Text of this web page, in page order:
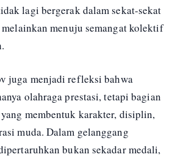
lagi bergerak dalam sekat-sekat
menuju semangat kolektif
juga menjadi refleksi bahwa
olahraga prestasi, tetapi bagian
membentuk karakter, disiplin,
muda. Dalam gelanggang
bukan sekadar medali,